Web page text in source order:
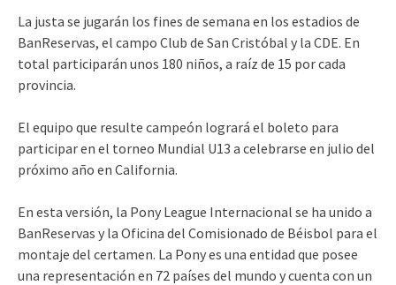
La justa se jugarán los fines de semana en los estadios de
BanReservas, el campo Club de San Cristóbal y la CDE. En
total participarán unos 180 niños, a raíz de 15 por cada
provincia.
El equipo que resulte campeón logrará el boleto para
participar en el torneo Mundial U13 a celebrarse en julio del
próximo año en California.
En esta versión, la Pony League Internacional se ha unido a
BanReservas y la Oficina del Comisionado de Béisbol para el
montaje del certamen. La Pony es una entidad que posee
una representación en 72 países del mundo y cuenta con un